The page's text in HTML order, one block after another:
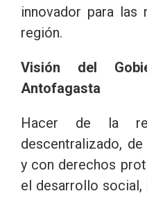
innovador para las
región.
Visión del
Antofagasta
Hacer de la
descentralizado,
y con derechos
el desarrollo social,